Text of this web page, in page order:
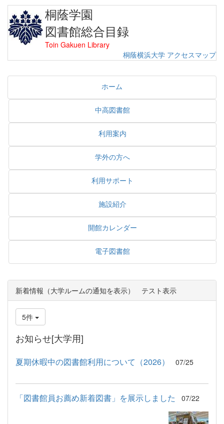
桐蔭学園
図書館総合目録
Toin Gakuen Library
桐蔭横浜大学 アクセスマップ
ホーム
中高図書館
利用案内
学外の方へ
利用サポート
施設紹介
開館カレンダー
電子図書館
新着情報（大学ルームの通知を表示） テスト表示
5件
お知らせ[大学用]
夏期休暇中の図書館利用について（2026） 07/25
「図書館員お薦め新着図書」を展示しました 07/22